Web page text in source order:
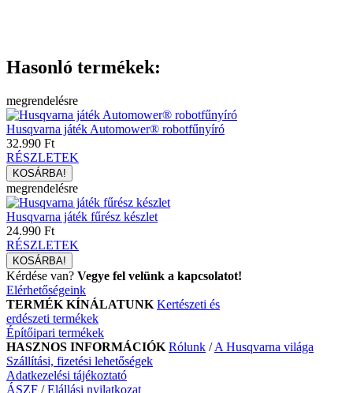
Hasonló termékek:
megrendelésre
Husqvarna játék Automower® robotfűnyíró
32.990 Ft
RÉSZLETEK
megrendelésre
Husqvarna játék fűrész készlet
24.990 Ft
RÉSZLETEK
Kérdése van? Vegye fel velünk a kapcsolatot!
Elérhetőségeink
TERMÉK KÍNÁLATUNK Kertészeti és
erdészeti termékek
Építőipari termékek
HASZNOS INFORMÁCIÓK Rólunk /A Husqvarna világa
Szállítási, fizetési lehetőségek
Adatkezelési tájékoztató
ÁSZF /Elállási nyilatkozat